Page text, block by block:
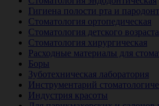
Гигиена полости рта и
Стоматология ортопедическая
Стоматология детского
Стоматология хирургическая
Расходные материалы для
Боры
Зуботехническая лаборатория
Инструментарий
Индустрия красоты